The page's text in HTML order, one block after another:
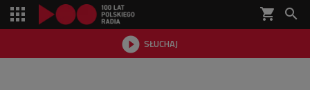
shopping_cart 
 SŁUCHAJ
